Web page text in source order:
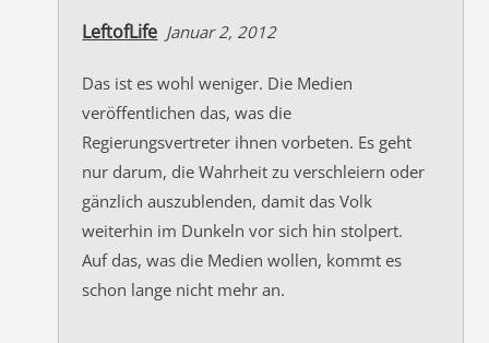
LeftofLife Januar 2, 2012
Das ist es wohl weniger. Die Medien
veröffentlichen das, was die
Regierungsvertreter ihnen vorbeten. Es geht
nur darum, die Wahrheit zu verschleiern oder
gänzlich auszublenden, damit das Volk
weiterhin im Dunkeln vor sich hin stolpert.
Auf das, was die Medien wollen, kommt es
schon lange nicht mehr an.